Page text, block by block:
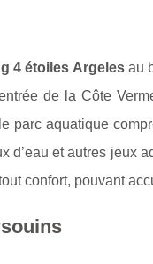
4 étoiles Argelesau
de la Côte
parc aquatique
d’eau et autres jeux
confort, pouvant